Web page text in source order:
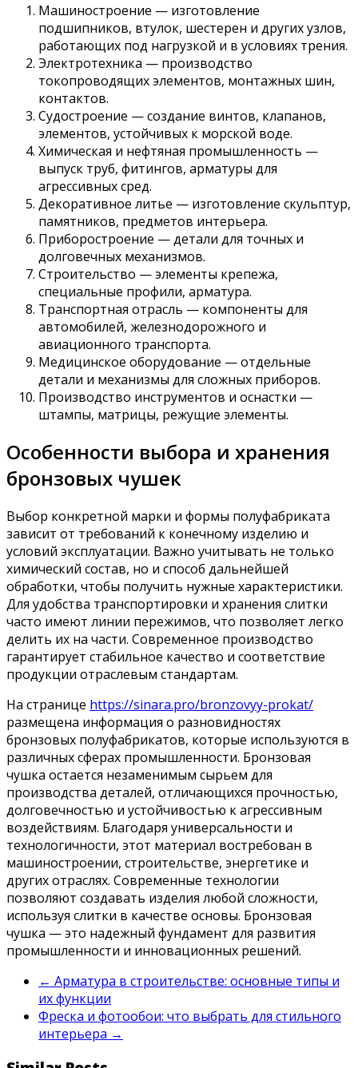
Машиностроение — изготовление
подшипников, втулок, шестерен и других узлов,
работающих под нагрузкой и в условиях трения.
Электротехника — производство
токопроводящих элементов, монтажных шин,
контактов.
Судостроение — создание винтов, клапанов,
элементов, устойчивых к морской воде.
Химическая и нефтяная промышленность —
выпуск труб, фитингов, арматуры для
агрессивных сред.
Декоративное литье — изготовление скульптур,
памятников, предметов интерьера.
Приборостроение — детали для точных и
долговечных механизмов.
Строительство — элементы крепежа,
специальные профили, арматура.
Транспортная отрасль — компоненты для
автомобилей, железнодорожного и
авиационного транспорта.
Медицинское оборудование — отдельные
детали и механизмы для сложных приборов.
Производство инструментов и оснастки —
штампы, матрицы, режущие элементы.
Особенности выбора и хранения
бронзовых чушек
Выбор конкретной марки и формы полуфабриката
зависит от требований к конечному изделию и
условий эксплуатации. Важно учитывать не только
химический состав, но и способ дальнейшей
обработки, чтобы получить нужные характеристики.
Для удобства транспортировки и хранения слитки
часто имеют линии пережимов, что позволяет легко
делить их на части. Современное производство
гарантирует стабильное качество и соответствие
продукции отраслевым стандартам.
На странице https://sinara.pro/bronzovyy-prokat/
размещена информация о разновидностях
бронзовых полуфабрикатов, которые используются в
различных сферах промышленности. Бронзовая
чушка остается незаменимым сырьем для
производства деталей, отличающихся прочностью,
долговечностью и устойчивостью к агрессивным
воздействиям. Благодаря универсальности и
технологичности, этот материал востребован в
машиностроении, строительстве, энергетике и
других отраслях. Современные технологии
позволяют создавать изделия любой сложности,
используя слитки в качестве основы. Бронзовая
чушка — это надежный фундамент для развития
промышленности и инновационных решений.
← Арматура в строительстве: основные типы и
их функции
Фреска и фотообои: что выбрать для стильного
интерьера →